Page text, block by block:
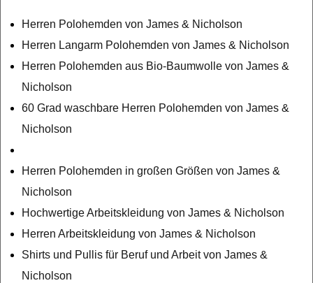
Herren Polohemden von James & Nicholson
Herren Langarm Polohemden von James & Nicholson
Herren Polohemden aus Bio-Baumwolle von James &
Nicholson
60 Grad waschbare Herren Polohemden von James &
Nicholson
Herren Polohemden in großen Größen von James &
Nicholson
Hochwertige Arbeitskleidung von James & Nicholson
Herren Arbeitskleidung von James & Nicholson
Shirts und Pullis für Beruf und Arbeit von James &
Nicholson